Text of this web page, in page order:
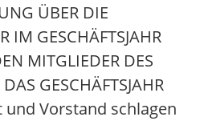
ÜBER DIE
IM GESCHÄFTSJAHR
MITGLIEDER DES
GESCHÄFTSJAHR
Vorstand schlagen